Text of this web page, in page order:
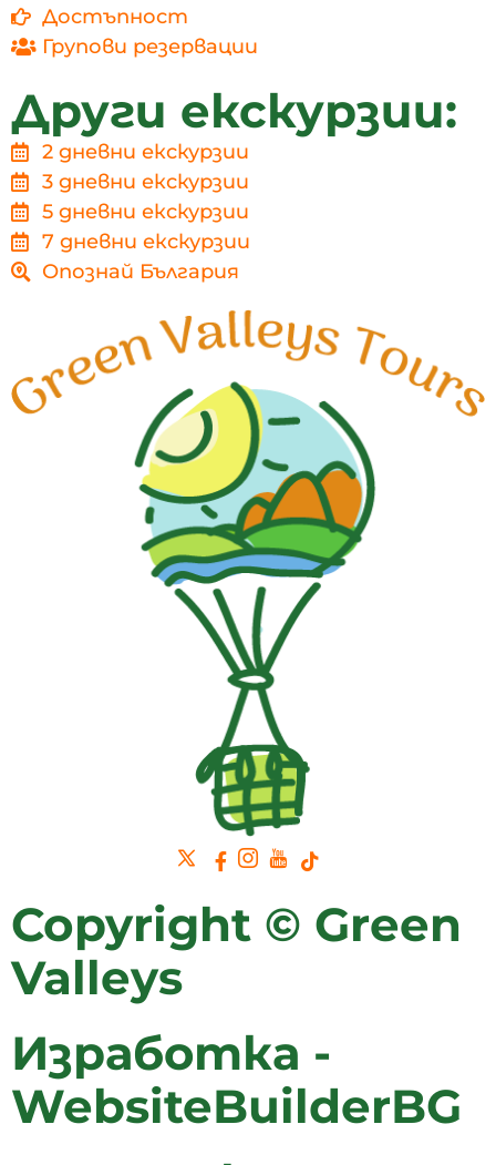
Други екскурзии:
2 дневни екскурзии
3 дневни екскурзии
5 дневни екскурзии
7 дневни екскурзии
Опознай България
Достъпност
Групови резервации
Copyright © Green
Valleys
Изработка -
WebsiteBuilderBG